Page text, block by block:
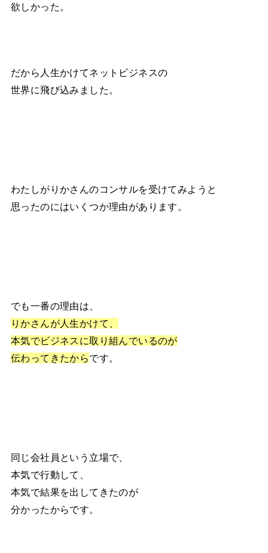
欲しかった。
だから人生かけてネットビジネスの
世界に飛び込みました。
わたしがりかさんのコンサルを受けてみようと
思ったのにはいくつか理由があります。
でも一番の理由は、
りかさんが人生かけて、
本気でビジネスに取り組んでいるのが
伝わってきたからです。
同じ会社員という立場で、
本気で行動して、
本気で結果を出してきたのが
分かったからです。